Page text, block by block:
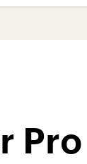
Pro